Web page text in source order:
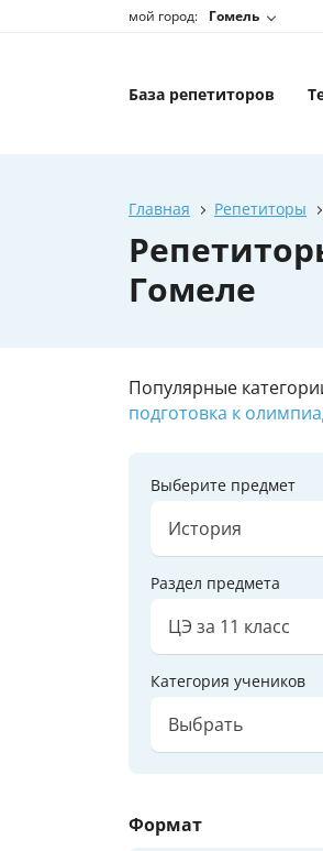
мой город: Гомель
База репетиторов
Главная Репетиторы
Гомеле
Популярные
подготовка к
Выберите предмет
История
Раздел предмета
ЦЭ за 11 класс
Категория учеников
Выбрать
Формат